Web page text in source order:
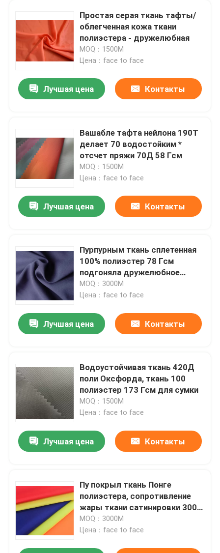
Простая серая ткань тафты/
облегченная кожа ткани
полиэстера - дружелюбная
MOQ：1500M
Цена：face to face
Лучшая цена Контакты
Вашабле тафта нейлона 190Т
делает 70 водостойким *
отсчет пряжи 70Д 58 Гсм
MOQ：1500M
Цена：face to face
Лучшая цена Контакты
Пурпурным ткань сплетенная
100% полиэстер 78 Гсм
подгоняла дружелюбное
цвета эко-
MOQ：3000М
Цена：face to face
Лучшая цена Контакты
Водоустойчивая ткань 420Д
поли Оксфорда, ткань 100
полиэстер 173 Гсм для сумки
MOQ：1500M
Цена：face to face
Лучшая цена Контакты
Пу покрыл ткань Понге
полиэстера, сопротивление
жары ткани сатинировки 300Т
полиэстер
MOQ：3000М
Цена：face to face